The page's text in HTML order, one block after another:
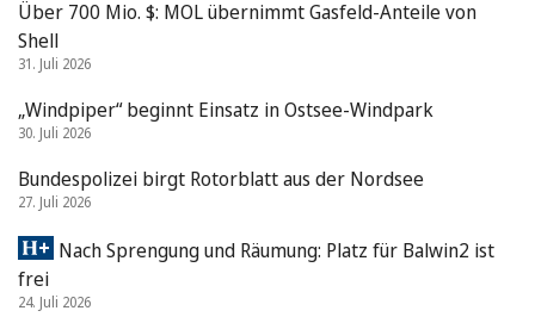
Über 700 Mio. $: MOL übernimmt Gasfeld-Anteile von
Shell
31. Juli 2026
„Windpiper“ beginnt Einsatz in Ostsee-Windpark
30. Juli 2026
Bundespolizei birgt Rotorblatt aus der Nordsee
27. Juli 2026
Nach Sprengung und Räumung: Platz für Balwin2 ist
frei
24. Juli 2026